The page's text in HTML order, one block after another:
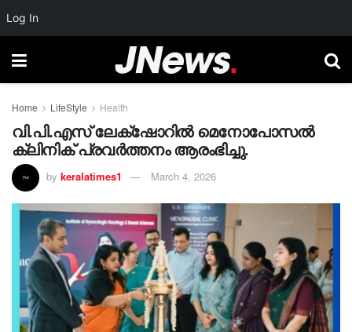
Home LifeStyle Health
വി.പി.എസ് ലേക്‌ഷോറിൽ മെനോപോസൽ
ക്ലിനിക് പ്രവർത്തനം ആരംഭിച്ചു.
by keralatimes1 March 4, 2026
Log In